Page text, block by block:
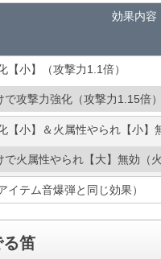
効果内容
【小】（攻撃力1.1倍）
で攻撃力強化（攻撃力1.15倍
【小】＆火属性やられ【小】
で火属性やられ【大】無効（
イテム音爆弾と同じ効果）
笛